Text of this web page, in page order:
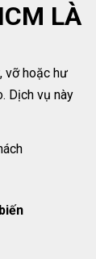
LÀ
vỡ hoặc hư
Dịch vụ này